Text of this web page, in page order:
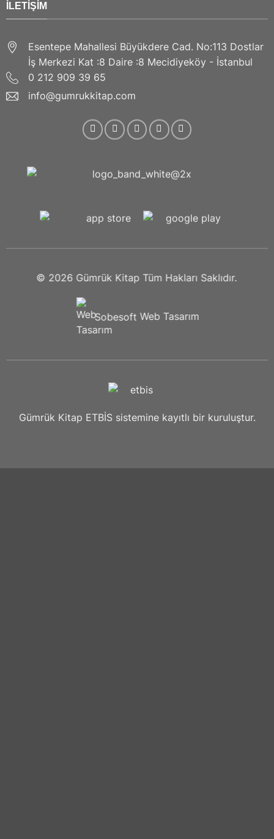
İLETIŞIM
Esentepe Mahallesi Büyükdere Cad. No:113 Dostlar
İş Merkezi Kat :8 Daire :8 Mecidiyeköy - İstanbul
0 212 909 39 65
info@gumrukkitap.com
© 2026 Gümrük Kitap Tüm Hakları Saklıdır.
Sobesoft Web Tasarım
Gümrük Kitap ETBİS sistemine kayıtlı bir kuruluştur.